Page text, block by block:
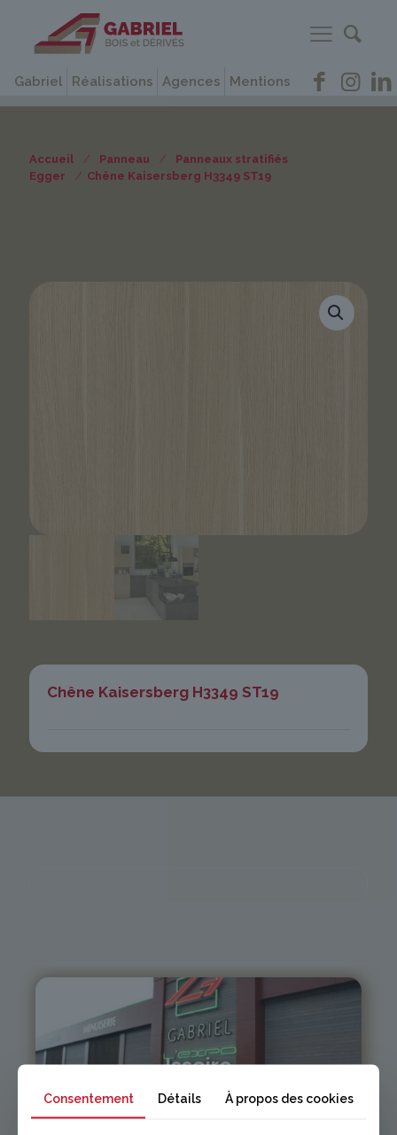
Gabriel Réalisations Agences Mentions
Accueil / Panneau /
Panneaux stratifiés
Egger
/ Chêne Kaisersberg H3349 ST19
Chêne Kaisersberg H3349 ST19
Issoire
Consentement Détails À propos des cookies